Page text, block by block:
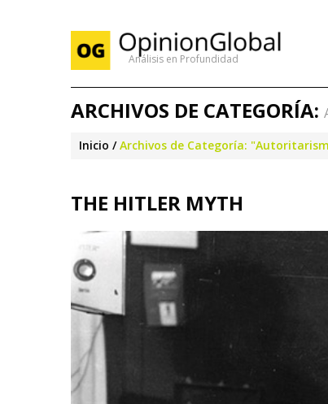
Análisis en Profundidad
ARCHIVOS DE CATEGORÍA:
Inicio Archivos de Categoría:
THE HITLER MYTH